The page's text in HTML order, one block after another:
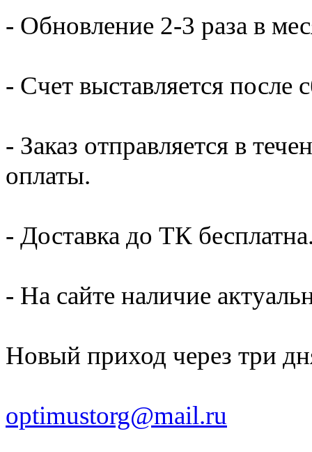
- Обновление 2-3 раза в
- Счет выставляется после
- Заказ отправляется в
оплаты.
- Доставка до ТК
- На сайте наличие
Новый приход через три
optimustorg@mail.ru